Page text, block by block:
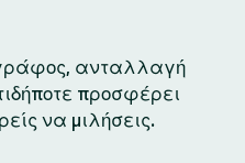
ανταλλαγή
προσφέρει
να μιλήσεις.